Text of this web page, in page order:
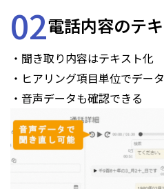
02電話内容のテ
・聞き取り内容はテキスト化
・ヒアリング項目単位でデー
・音声データも確認できる